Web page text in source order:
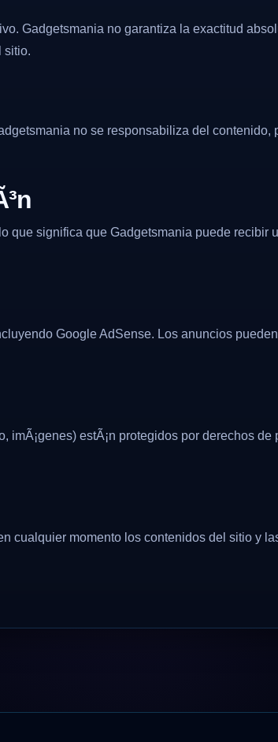
Gadgetsmania no garantiza la exactitud
sitio.
no se responsabiliza del
que significa que Gadgetsmania puede recibir
Google AdSense. Los anuncios
imÃ¡genes) estÃ¡n protegidos por derechos
cualquier momento los contenidos del sitio y